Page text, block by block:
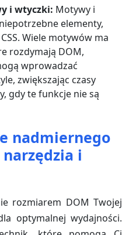
i wtyczki: Motywy i
elementy,
Wiele motywów ma
rozdymają DOM,
wprowadzać
zwiększając czasy
gdy te funkcje nie są
nadmiernego
i
rozmiarem DOM Twojej
optymalnej wydajności.